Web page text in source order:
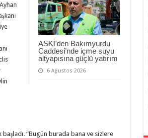
ASKİ’den Bakımyurdu
Caddesi’nde içme suyu
altyapısına güçlü yatırım
6 Ağustos 2026
başladı. “Bugün burada bana ve sizlere